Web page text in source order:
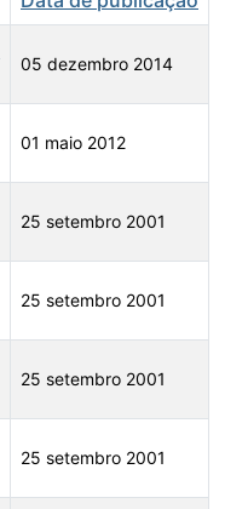
05 dezembro 2014
01 maio 2012
25 setembro 2001
25 setembro 2001
25 setembro 2001
25 setembro 2001